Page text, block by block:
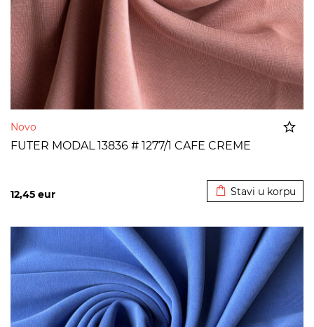
Novo
FUTER MODAL 13836 # 1277/1 CAFE CREME
12,45 eur Stavi u korpu